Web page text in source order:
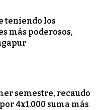
teniendo los
más poderosos,
semestre, recaudo
4x1.000 suma más